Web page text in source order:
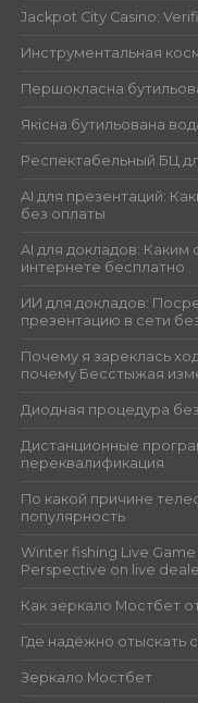
Jackpot City Casino:
Инструментальная
Першокласна
Якісна бутильована
Респектабельный БЦ
AI для презентаций:
без оплаты
AI для докладов:
интернете бесплатно
ИИ для докладов:
презентацию в сети
Почему я зареклась
почему Бесстыжая
Диодная процедура
Дистанционные
переквалификация
По какой причине
популярность
Winter fishing Live
Perspective on live
Как зеркало Мостбет
Где надёжно
Зеркало Мостбет